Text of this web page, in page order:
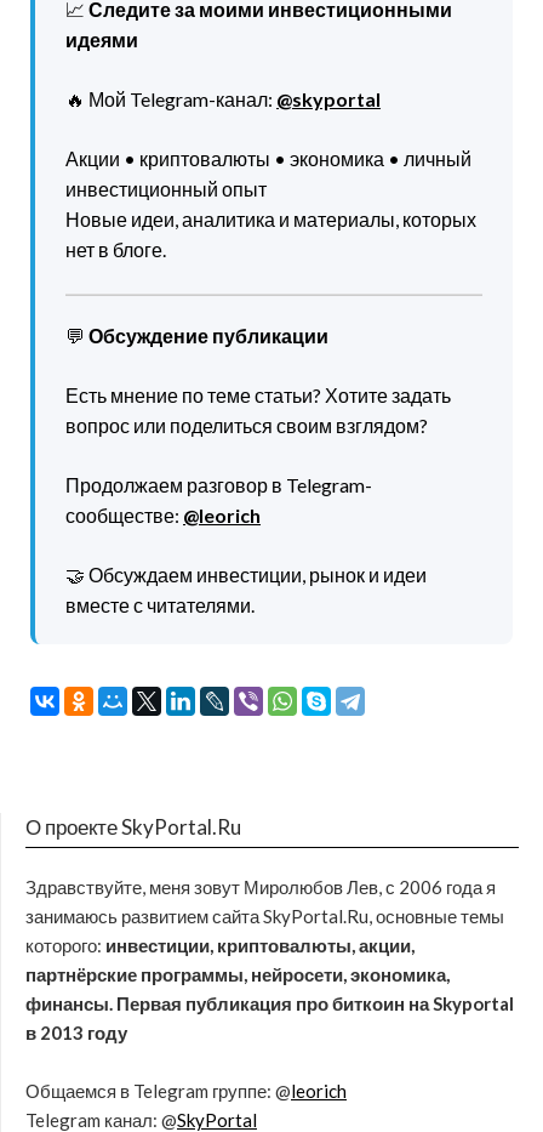
📈 Следите за моими инвестиционными
идеями
🔥 Мой Telegram-канал: @skyportal
Акции • криптовалюты • экономика • личный
инвестиционный опыт
Новые идеи, аналитика и материалы, которых
нет в блоге.
💬 Обсуждение публикации
Есть мнение по теме статьи? Хотите задать
вопрос или поделиться своим взглядом?
Продолжаем разговор в Telegram-
сообществе: @leorich
🤝 Обсуждаем инвестиции, рынок и идеи
вместе с читателями.
О проекте SkyPortal.Ru
Здравствуйте, меня зовут Миролюбов Лев, с 2006 года я
занимаюсь развитием сайта SkyPortal.Ru, основные темы
которого: инвестиции, криптовалюты, акции,
партнёрские программы, нейросети, экономика,
финансы. Первая публикация про биткоин на Skyportal
в 2013 году
Общаемся в Telegram группе: @leorich
Telegram канал: @SkyPortal